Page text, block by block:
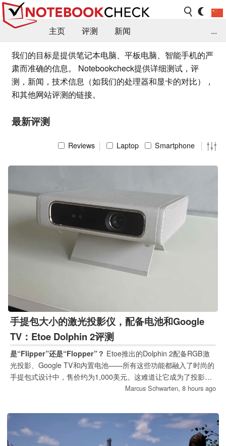
主页 评测
新闻
FAQ / 小提示/ 技术参数
资料库
...
我们的目标是提供笔记本电脑、平板电脑、智能手机的严
肃而准确的信息。 Notebookcheck提供详细测试，评
测，新闻，技术信息（如我们的处理器和显卡的对比），
和其他网站评测的链接。
最新评测
Reviews Laptop Smartphone
手提包大小的激光投影仪，配备电池和Google
TV：Etoe Dolphin 2评测
是“Flipper”还是“Flopper”？ Etoe推出的Dolphin 2配备RGB激
光投影、Google TV和内置电池——所有这些功能都融入了时尚的
手提包式设计中，售价约为1,000美元。这难道让它成为了投影仪
界的“Flipper”，还是其实是个“Flopper”？我们的评测将揭晓答案。
Marcus Schwarten, 8 hours ago